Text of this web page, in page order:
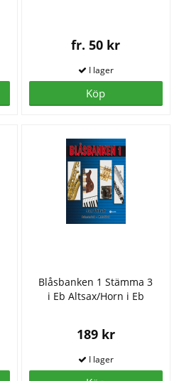
fr. 50 kr
Köp
Blåsbanken 1 Stämma 3
i Eb Altsax/Horn i Eb
189 kr